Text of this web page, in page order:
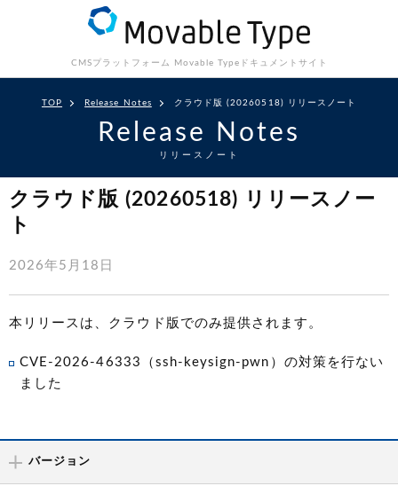
CMSプラットフォーム Movable Type ドキュメントサイト
TOP Release Notes クラウド版 (20260518) リリースノート
Release Notes
リリースノート
クラウド版 (20260518) リリースノー
ト
2026年5月18日
本リリースは、クラウド版でのみ提供されます。
CVE-2026-46333（ssh-keysign-pwn）の対策を行ない
ました
バージョン